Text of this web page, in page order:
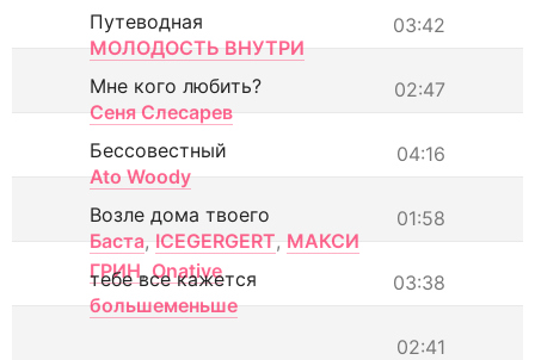
03:42
Путеводная
МОЛОДОСТЬ ВНУТРИ
02:47
Мне кого любить?
Сеня Слесарев
04:16
Бессовестный
Ato Woody
01:58
Возле дома твоего
Баста, ICEGERGERT, МАКСИ
ГРИН, Onative 03:38
тебе все кажется
большеменьше
02:41